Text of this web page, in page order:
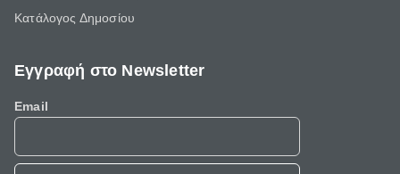
Κατάλογος Δημοσίου
Εγγραφή στο Newsletter
Email